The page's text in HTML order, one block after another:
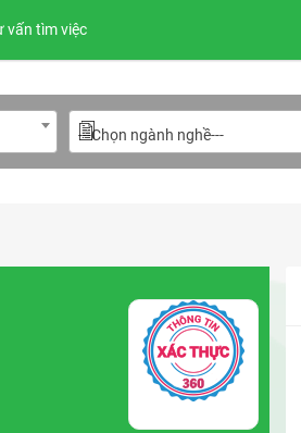
vấn tìm việc
---Chọn ngành nghề---